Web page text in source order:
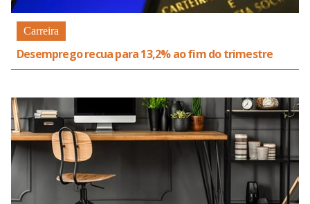
Carreira
Desemprego recua para 13,2% ao fim do trimestre